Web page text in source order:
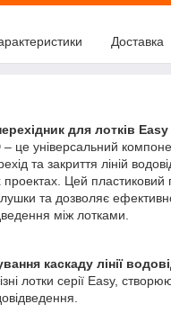
Доставка
для лотків
– це універсальний
та закриття ліній
проектах. Цей пластиковий
та дозволяє
між лотками.
каскаду лінії
лотки серії Easy,